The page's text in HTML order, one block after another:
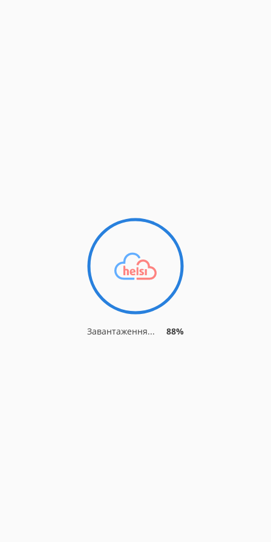
Завантаження... 88%